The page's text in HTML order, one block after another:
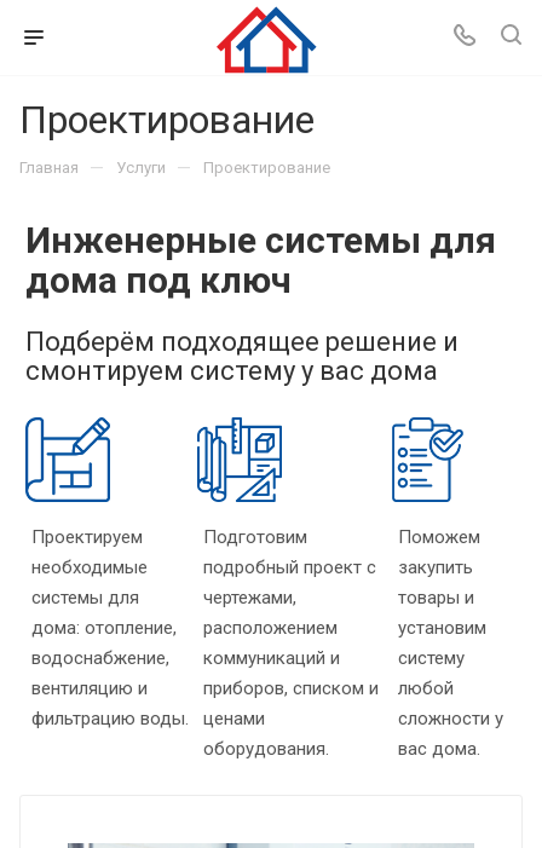
Проектирование
Главная — Услуги — Проектирование
Инженерные системы для
дома под ключ
Подберём подходящее решение и
смонтируем систему у вас дома
Проектируем
необходимые
системы для
дома: отопление,
водоснабжение,
вентиляцию и
фильтрацию воды.
Подготовим
подробный проект с
чертежами,
расположением
коммуникаций и
приборов, списком и
ценами
оборудования.
Поможем
закупить
товары и
установим
систему
любой
сложности у
вас дома.